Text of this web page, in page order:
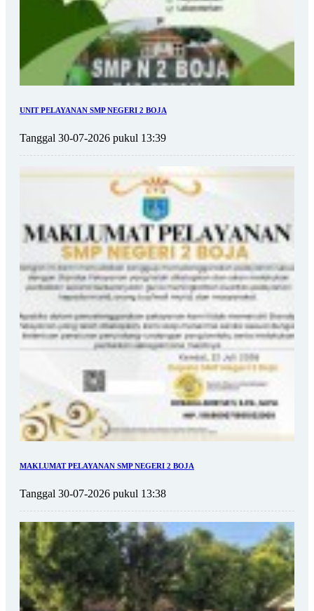
UNIT PELAYANAN SMP NEGERI 2 BOJA
Tanggal 30-07-2026 pukul 13:39
MAKLUMAT PELAYANAN SMP NEGERI 2 BOJA
Tanggal 30-07-2026 pukul 13:38